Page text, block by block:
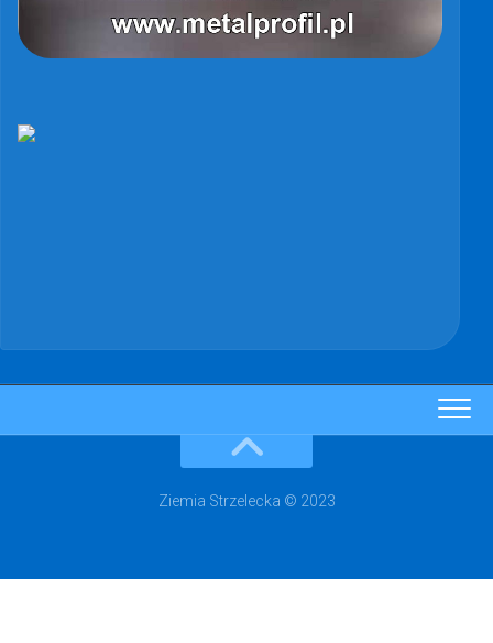
Ziemia Strzelecka © 2023